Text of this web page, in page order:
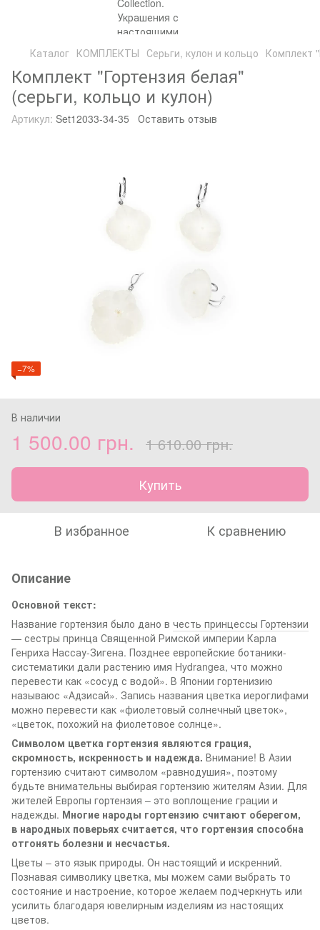
Каталог КОМПЛЕКТЫ Серьги, кулон и кольцо Комплект
Комплект "Гортензия белая"
(серьги, кольцо и кулон)
Артикул: Set12033-34-35 Оставить отзыв
−7%
В наличии
1 500.00 грн. 1 610.00 грн.
Купить
В избранное К сравнению
Описание
Основной текст:
Название гортензия было дано в честь принцессы Гортензии
— сестры принца Священной Римской империи Карла
Генриха Нассау-Зигена. Позднее европейские ботаники-
систематики дали растению имя Hydrangea, что можно
перевести как «сосуд с водой». В Японии гортенизию
называюс «Адзисай». Запись названия цветка иероглифами
можно перевести как «фиолетовый солнечный цветок»,
«цветок, похожий на фиолетовое солнце».
Символом цветка гортензия являются грация,
скромность, искренность и надежда. Внимание! В Азии
гортензию считают символом «равнодушия», поэтому
будьте внимательны выбирая гортензию жителям Азии. Для
жителей Европы гортензия – это воплощение грации и
надежды. Многие народы гортензию считают оберегом,
в народных поверьях считается, что гортензия способна
отгонять болезни и несчастья.
Цветы – это язык природы. Он настоящий и искренний.
Познавая символику цветка, мы можем сами выбрать то
состояние и настроение, которое желаем подчеркнуть или
усилить благодаря ювелирным изделиям из настоящих
цветов.